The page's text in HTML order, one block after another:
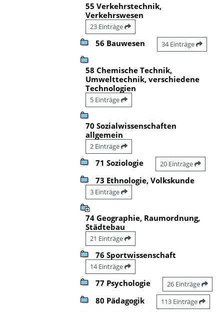
55 Verkehrstechnik,
Verkehrswesen
23 Einträge
56 Bauwesen 34 Einträge
58 Chemische Technik,
Umwelttechnik, verschiedene
Technologien
5 Einträge
70 Sozialwissenschaften
allgemein
2 Einträge
71 Soziologie 20 Einträge
73 Ethnologie, Volkskunde
3 Einträge
74 Geographie, Raumordnung,
Städtebau
21 Einträge
76 Sportwissenschaft
14 Einträge
77 Psychologie 26 Einträge
80 Pädagogik 113 Einträge